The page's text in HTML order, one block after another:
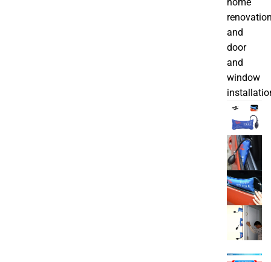
and
door
and
window